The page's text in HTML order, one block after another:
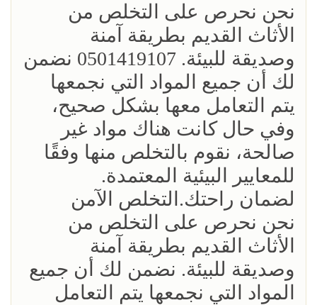
نحن نحرص على التخلص من
الأثاث القديم بطريقة آمنة
وصديقة للبيئة. 0501419107 نضمن
لك أن جميع المواد التي نجمعها
يتم التعامل معها بشكل صحيح،
وفي حال كانت هناك مواد غير
صالحة، نقوم بالتخلص منها وفقًا
للمعايير البيئية المعتمدة.
لضمان راحتك.التخلص الآمن
نحن نحرص على التخلص من
الأثاث القديم بطريقة آمنة
وصديقة للبيئة. نضمن لك أن جميع
المواد التي نجمعها يتم التعامل